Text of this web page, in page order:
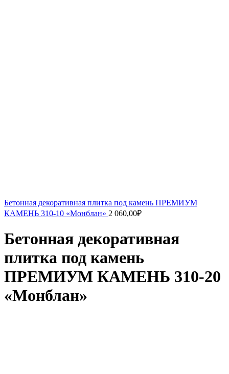
Бетонная декоративная плитка под камень ПРЕМИУМ
КАМЕНЬ 310-10 «Монблан» 2 060,00₽
Бетонная декоративная
плитка под камень
ПРЕМИУМ КАМЕНЬ 310-20
«Монблан»